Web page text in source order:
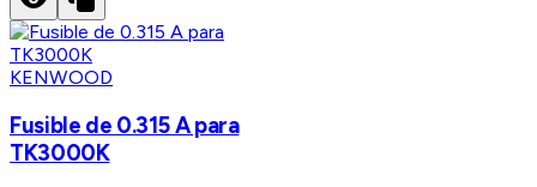
KENWOOD
Fusible de 0.315 A para
TK3000K